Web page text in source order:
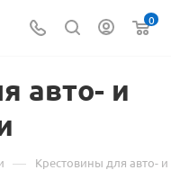
0
авто- и
— Крестовины для авто-